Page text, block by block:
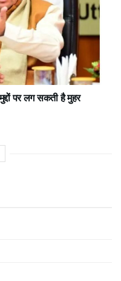
पर लग सकती है मुहर